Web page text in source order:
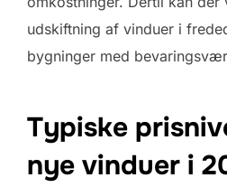
udskiftning af vinduer i
bygninger med
Typiske
nye vinduer i